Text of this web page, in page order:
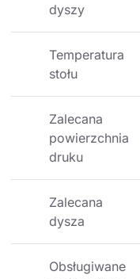
dyszy
Temperatura
stołu
Zalecana
powierzchnia
druku
Zalecana
dysza
Obsługiwane